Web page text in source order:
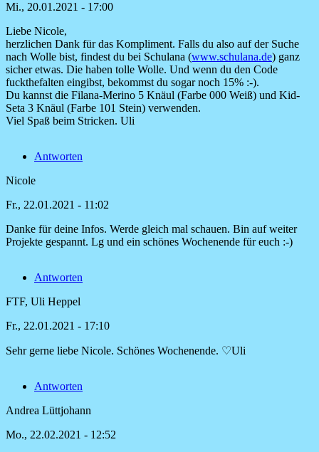
Mi., 20.01.2021 - 17:00
Antwort
auf
Sieht
toll
aus
dein
Pullunder
Liebe Nicole,
herzlichen Dank für das Kompliment. Falls du also auf der Suche
nach Wolle bist, findest du bei Schulana (www.schulana.de) ganz
sicher etwas. Die haben tolle Wolle. Und wenn du den Code
fuckthefalten eingibst, bekommst du sogar noch 15% :-).
Du kannst die Filana-Merino 5 Knäul (Farbe 000 Weiß) und Kid-
Seta 3 Knäul (Farbe 101 Stein) verwenden.
Viel Spaß beim Stricken. Uli
Antworten
Nicole
Fr., 22.01.2021 - 11:02
Antwort
Nicole,
FTF,
Heppel
Danke für deine Infos. Werde gleich mal schauen. Bin auf weiter
Projekte gespannt. Lg und ein schönes Wochenende für euch :-)
Antworten
FTF, Uli Heppel
Fr., 22.01.2021 - 17:10
Danke
deine
Werde
Sehr gerne liebe Nicole. Schönes Wochenende. ♡Uli
Antworten
Andrea Lüttjohann
Mo., 22.02.2021 - 12:52